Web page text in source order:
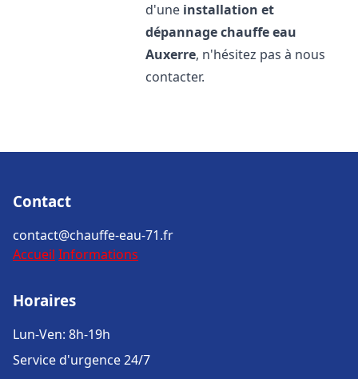
d'une installation et
dépannage chauffe eau
Auxerre, n'hésitez pas à nous
contacter.
Contact
contact@chauffe-eau-71.fr
Accueil Informations
Horaires
Lun-Ven: 8h-19h
Service d'urgence 24/7